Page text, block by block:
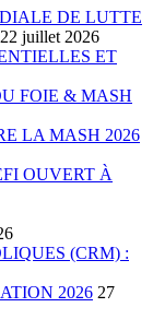
DE LUTTE
22 juillet 2026
ET
FOIE & MASH
LA MASH 2026
OUVERT À
(CRM) :
2026 27